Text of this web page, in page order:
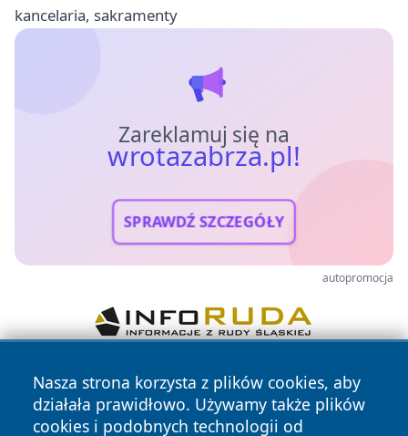
kancelaria, sakramenty
Zareklamuj się na
wrotazabrza.pl!
SPRAWDŹ SZCZEGÓŁY
autopromocja
Nasza strona korzysta z plików cookies, aby
działała prawidłowo. Używamy także plików
cookies i podobnych technologii od